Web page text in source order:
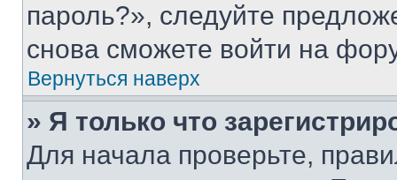
пароль?», следуйте
снова сможете войти на
Вернуться наверх
» Я только что
Для начала проверьте,